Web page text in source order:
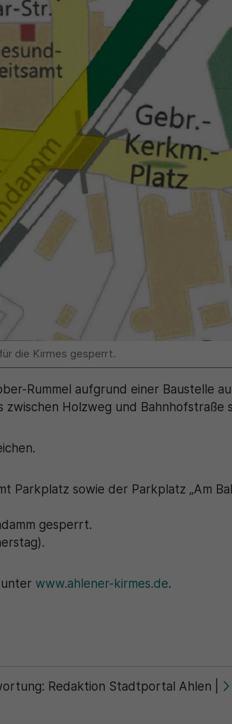
die Kirmes gesperrt.
Rummel aufgrund einer Baustelle
Holzweg und Bahnhofstraße
Parkplatz sowie der Parkplatz „Am
gesperrt.
www.ahlener-kirmes.de.
Redaktion Stadtportal Ahlen
generierte ID, für die historische Speicherung
Ihrer vorgenommen Einstellungen, falls der
Webseiten-Betreiber dies eingestellt hat.
Details wie die eindeutige Besucher-ID zu
speichern.
_pk_ses\..*$
30 Minuten
Wird für statistische Zwecke verwendet, um
vorübergehende Daten des Besuchs zu
speichern.